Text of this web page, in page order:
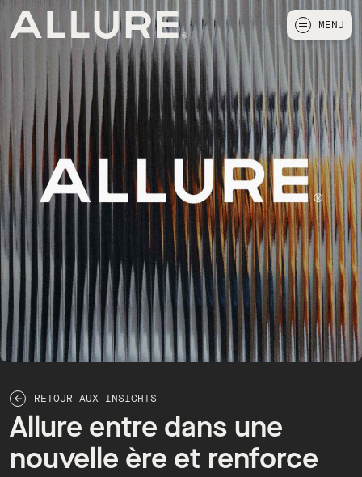
MENU
FERMER
RETOUR AUX INSIGHTS
Allure entre dans une
nouvelle ère et renforce